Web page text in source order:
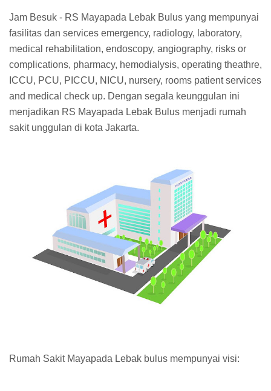
Jam Besuk - RS Mayapada Lebak Bulus yang mempunyai
fasilitas dan services emergency, radiology, laboratory,
medical rehabilitation, endoscopy, angiography, risks or
complications, pharmacy, hemodialysis, operating theathre,
ICCU, PCU, PICCU, NICU, nursery, rooms patient services
and medical check up. Dengan segala keunggulan ini
menjadikan RS Mayapada Lebak Bulus menjadi rumah
sakit unggulan di kota Jakarta.
Rumah Sakit Mayapada Lebak bulus mempunyai visi: